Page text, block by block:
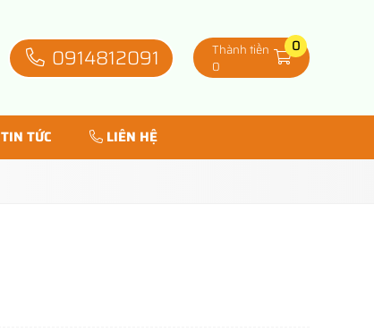
0914812091
Thành tiền
0
0
TIN TỨC LIÊN HỆ